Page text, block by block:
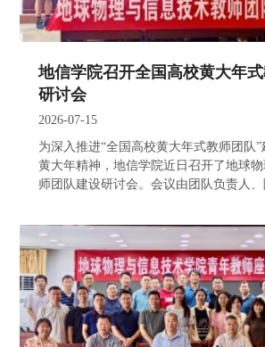
地信学院召开全国高校黄大年
研讨会
2026-07-15
为深入推进“全国高校黄大年式教师团队
黄大年精神，地信学院近日召开了地球
师团队建设研讨会。会议由团队负责人、